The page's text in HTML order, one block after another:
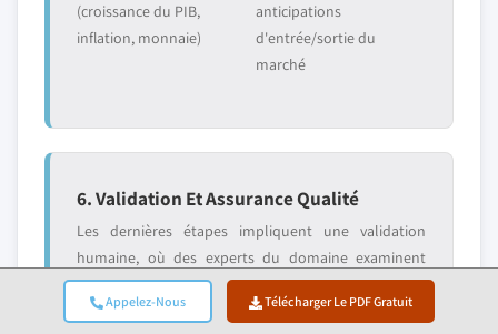
Appelez-Nous Télécharger Le PDF Gratuit
(croissance du PIB,
inflation, monnaie)
anticipations
d'entrée/sortie du
marché
6. Validation Et Assurance Qualité
Les dernières étapes impliquent une validation
humaine, où des experts du domaine examinent
manuellement les données filtrées pour identifier
les nuances et les erreurs contextuelles que les